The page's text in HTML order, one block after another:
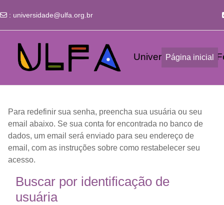
: universidade@ulfa.org.br
Universidade Livre
Página inicial
Para redefinir sua senha, preencha sua usuária ou seu
email abaixo. Se sua conta for encontrada no banco de
dados, um email será enviado para seu endereço de
email, com as instruções sobre como restabelecer seu
acesso.
Buscar por identificação de usuária
Buscar por identificação de
usuária